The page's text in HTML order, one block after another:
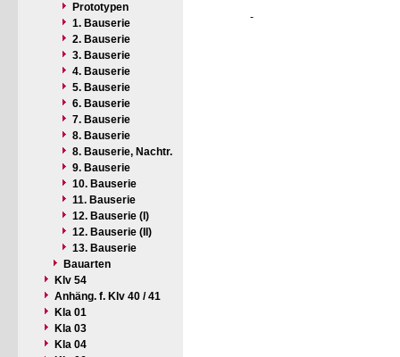
Prototypen
1. Bauserie
2. Bauserie
3. Bauserie
4. Bauserie
5. Bauserie
6. Bauserie
7. Bauserie
8. Bauserie
8. Bauserie, Nachtr.
9. Bauserie
10. Bauserie
11. Bauserie
12. Bauserie (I)
12. Bauserie (II)
13. Bauserie
Bauarten
Klv 54
Anhäng. f. Klv 40 / 41
Kla 01
Kla 03
Kla 04
-